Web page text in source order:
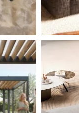
chvíle
Ne